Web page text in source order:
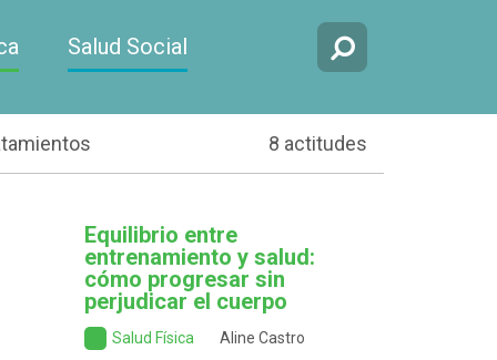
Salud Social
8 actitudes
Equilibrio entre
entrenamiento y salud:
cómo progresar sin
perjudicar el cuerpo
Salud Física Aline Castro